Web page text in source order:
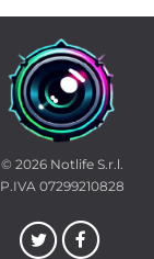
© 2026 Notlife S.r.l.
P.IVA 07299210828